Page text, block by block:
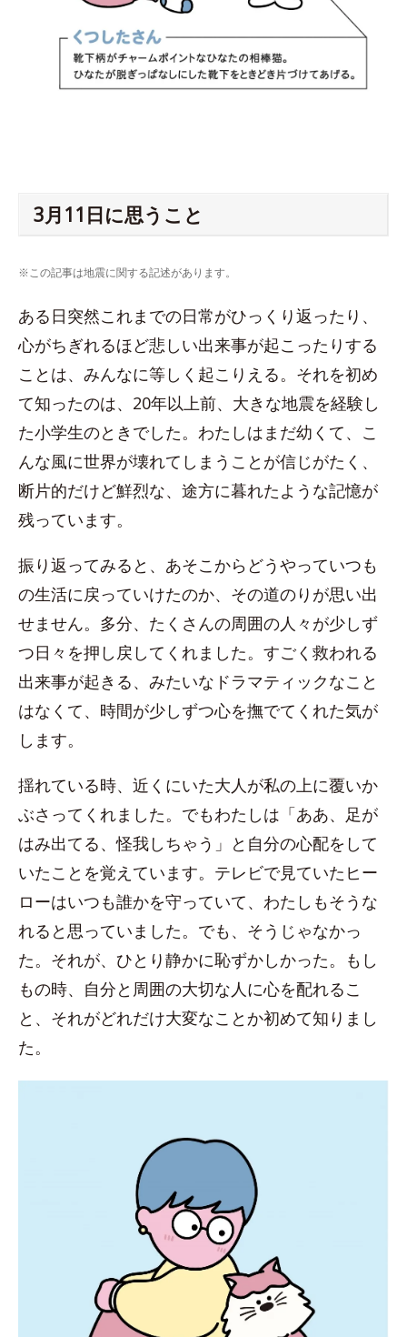
3月11日に思うこと
※この記事は地震に関する記述があります。
ある日突然これまでの日常がひっくり返ったり、
心がちぎれるほど悲しい出来事が起こったりする
ことは、みんなに等しく起こりえる。それを初め
て知ったのは、20年以上前、大きな地震を経験し
た小学生のときでした。わたしはまだ幼くて、こ
んな風に世界が壊れてしまうことが信じがたく、
断片的だけど鮮烈な、途方に暮れたような記憶が
残っています。
振り返ってみると、あそこからどうやっていつも
の生活に戻っていけたのか、その道のりが思い出
せません。多分、たくさんの周囲の人々が少しず
つ日々を押し戻してくれました。すごく救われる
出来事が起きる、みたいなドラマティックなこと
はなくて、時間が少しずつ心を撫でてくれた気が
します。
揺れている時、近くにいた大人が私の上に覆いか
ぶさってくれました。でもわたしは「ああ、足が
はみ出てる、怪我しちゃう」と自分の心配をして
いたことを覚えています。テレビで見ていたヒー
ローはいつも誰かを守っていて、わたしもそうな
れると思っていました。でも、そうじゃなかっ
た。それが、ひとり静かに恥ずかしかった。もし
もの時、自分と周囲の大切な人に心を配れるこ
と、それがどれだけ大変なことか初めて知りまし
た。